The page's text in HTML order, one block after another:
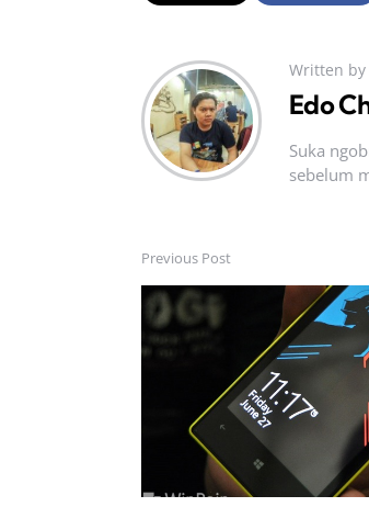
Written by
Edo
Suka
sebelum
Post
navigation
Previous Post